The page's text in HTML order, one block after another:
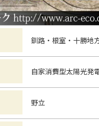
釧路・根室・十勝地
自家消費型太陽光発
野立